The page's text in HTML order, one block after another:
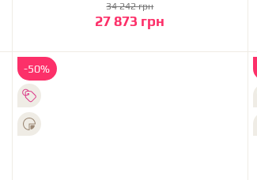
27 873 грн
34 242 грн
До кошика
-50%